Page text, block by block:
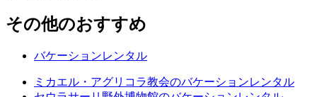
その他のおすすめ
バケーションレンタル
ミカエル・アグリコラ教会のバケーションレンタル